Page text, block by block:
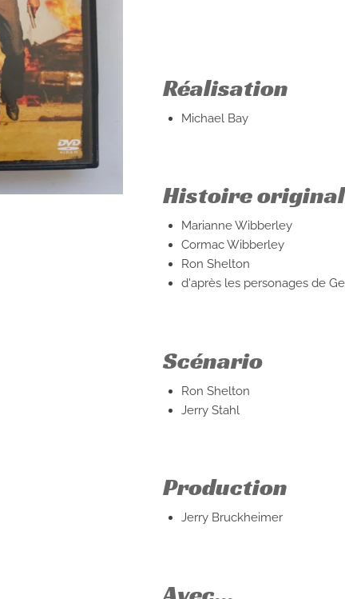
Réalisation
Michael Bay
Histoire
Marianne Wibberley
Cormac Wibberley
Ron Shelton
d'après les personages de
Scénario
Ron Shelton
Jerry Stahl
Production
Jerry Bruckheimer